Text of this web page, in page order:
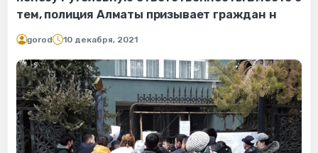
тем, полиция Алматы призывает граждан н
gorod 10 декабря, 2021